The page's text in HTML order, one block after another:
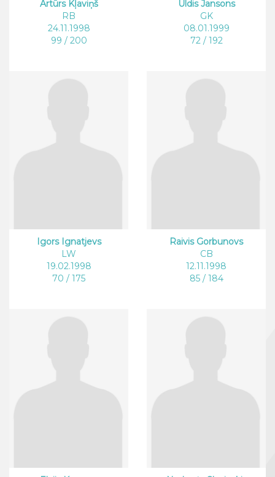
Artūrs Kļaviņš
RB
24.11.1998
99 / 200
Uldis Jansons
GK
08.01.1999
72 / 192
Igors Ignatjevs
LW
19.02.1998
70 / 175
Raivis Gorbunovs
CB
12.11.1998
85 / 184